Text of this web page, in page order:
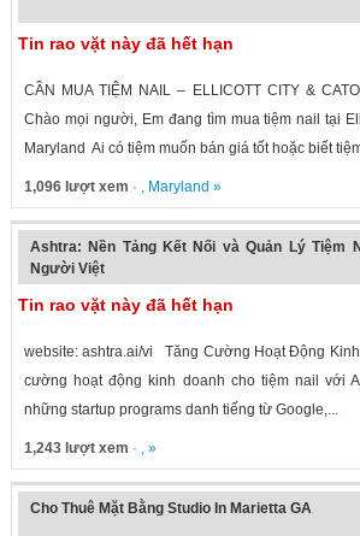
Tin rao vặt này đã hết hạn
CẦN MUA TIỆM NAIL – ELLICOTT CITY &
Chào mọi người, Em đang tìm mua tiệm nail tại
Maryland Ai có tiệm muốn bán giá tốt hoặc biết
1,096 lượt xem · , Maryland »
Ashtra: Nền Tảng Kết Nối và Quản Lý Tiệm
Người Việt
Tin rao vặt này đã hết hạn
website: ashtra.ai/vi Tăng Cường Hoạt Động
cường hoạt động kinh doanh cho tiệm nail với
những startup programs danh tiếng từ Google,...
1,243 lượt xem · , »
Cho Thuê Mặt Bằng Studio In Marietta GA